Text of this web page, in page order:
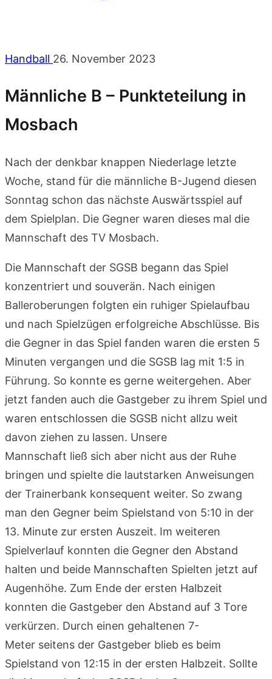
Handball 26. November 2023
Männliche B – Punkteteilung in
Mosbach
Nach der denkbar knappen Niederlage letzte
Woche, stand für die männliche B-Jugend diesen
Sonntag schon das nächste Auswärtsspiel auf
dem Spielplan. Die Gegner waren dieses mal die
Mannschaft des TV Mosbach.
Die Mannschaft der SGSB begann das Spiel
konzentriert und souverän. Nach einigen
Balleroberungen folgten ein ruhiger Spielaufbau
und nach Spielzügen erfolgreiche Abschlüsse. Bis
die Gegner in das Spiel fanden waren die ersten 5
Minuten vergangen und die SGSB lag mit 1:5 in
Führung. So konnte es gerne weitergehen. Aber
jetzt fanden auch die Gastgeber zu ihrem Spiel und
waren entschlossen die SGSB nicht allzu weit
davon ziehen zu lassen. Unsere
Mannschaft ließ sich aber nicht aus der Ruhe
bringen und spielte die lautstarken Anweisungen
der Trainerbank konsequent weiter. So zwang
man den Gegner beim Spielstand von 5:10 in der
13. Minute zur ersten Auszeit. Im weiteren
Spielverlauf konnten die Gegner den Abstand
halten und beide Mannschaften Spielten jetzt auf
Augenhöhe. Zum Ende der ersten Halbzeit
konnten die Gastgeber den Abstand auf 3 Tore
verkürzen. Durch einen gehaltenen 7-
Meter seitens der Gastgeber blieb es beim
Spielstand von 12:15 in der ersten Halbzeit. Sollte